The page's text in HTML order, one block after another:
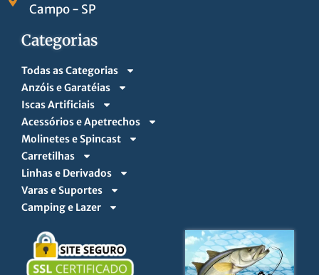
Campo - SP
Categorias
Todas as Categorias
Anzóis e Garatéias
Iscas Artificiais
Acessórios e Apetrechos
Molinetes e Spincast
Carretilhas
Linhas e Derivados
Varas e Suportes
Camping e Lazer